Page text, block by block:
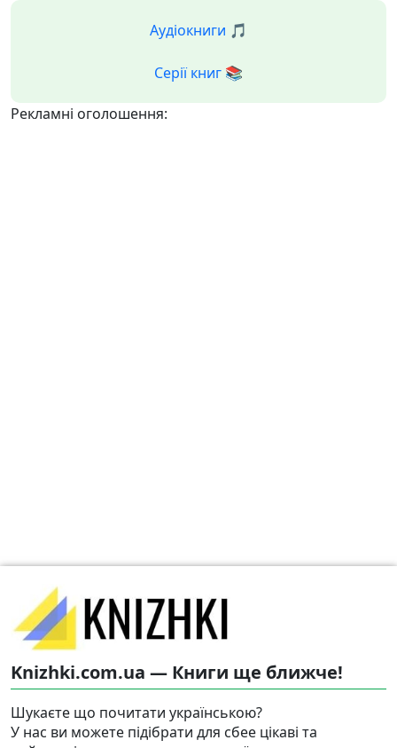
Аудіокниги 🎵
Серії книг 📚
Рекламні оголошення:
Knizhki.com.ua — Книги ще ближче!
Шукаєте що почитати українською?
У нас ви можете підібрати для сбее цікаві та